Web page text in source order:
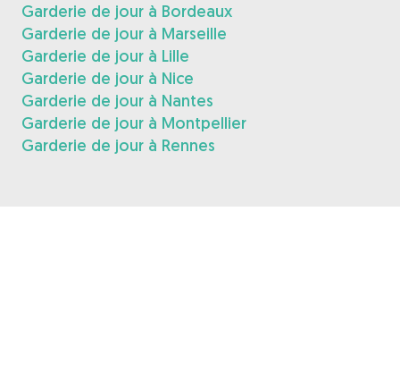
Garderie de jour à Bordeaux
Garderie de jour à Marseille
Garderie de jour à Lille
Garderie de jour à Nice
Garderie de jour à Nantes
Garderie de jour à Montpellier
Garderie de jour à Rennes